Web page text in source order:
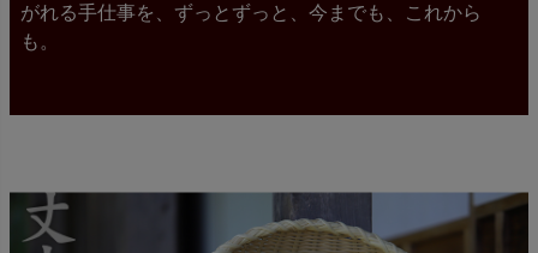
がれる手仕事を、ずっとずっと、今までも、これから
も。